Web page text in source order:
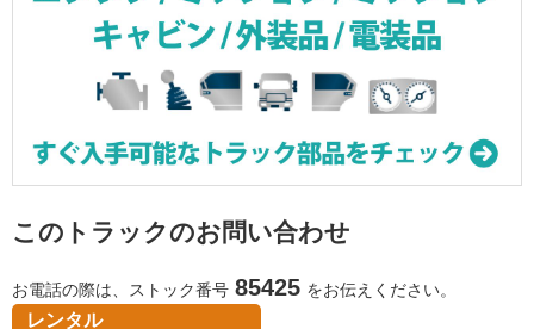
このトラックのお問い合わせ
お電話の際は、ストック番号 85425 をお伝えください。
レンタル